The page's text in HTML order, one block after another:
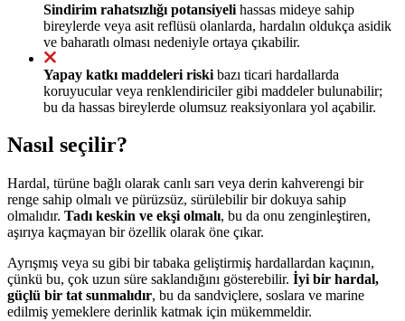
Sindirim rahatsızlığı potansiyeli hassas mideye sahip
bireylerde veya asit reflüsü olanlarda, hardalın oldukça asidik
ve baharatlı olması nedeniyle ortaya çıkabilir.
Yapay katkı maddeleri riski bazı ticari hardallarda
koruyucular veya renklendiriciler gibi maddeler bulunabilir;
bu da hassas bireylerde olumsuz reaksiyonlara yol açabilir.
Nasıl seçilir?
Hardal, türüne bağlı olarak canlı sarı veya derin kahverengi bir
renge sahip olmalı ve pürüzsüz, sürülebilir bir dokuya sahip
olmalıdır. Tadı keskin ve ekşi olmalı, bu da onu zenginleştiren,
aşırıya kaçmayan bir özellik olarak öne çıkar.
Ayrışmış veya su gibi bir tabaka geliştirmiş hardallardan kaçının,
çünkü bu, çok uzun süre saklandığını gösterebilir. İyi bir hardal,
güçlü bir tat sunmalıdır, bu da sandviçlere, soslara ve marine
edilmiş yemeklere derinlik katmak için mükemmeldir.